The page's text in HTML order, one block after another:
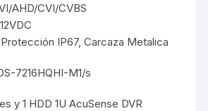
AHD/CVI/CVBS
IP67, Carcaza Metalica
7216HQHI-M1/s
y 1 HDD 1U AcuSense DVR